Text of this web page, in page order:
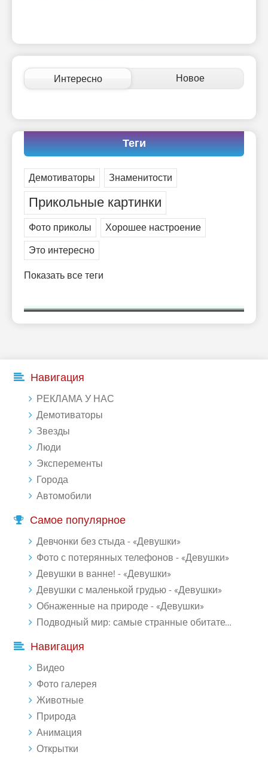
Интересно Новое
Теги
Демотиваторы Знаменитости
Прикольные картинки
Фото приколы
Хорошее настроение
Это интересно
Показать все теги
Навигация
РЕКЛАМА У НАС
Демотиваторы
Звезды
Люди
Эксперементы
Города
Автомобили
Самое популярное
Девчонки без стыда - «Девушки»
Фото с потерянных телефонов - «Девушки»
Девушки в ванне! - «Девушки»
Девушки с маленькой грудью - «Девушки»
Обнаженные на природе - «Девушки»
Подводный мир: самые странные обитатели океана (18 фото)
Навигация
Видео
Фото галерея
Животные
Природа
Анимация
Открытки